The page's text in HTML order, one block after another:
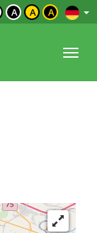
A A A